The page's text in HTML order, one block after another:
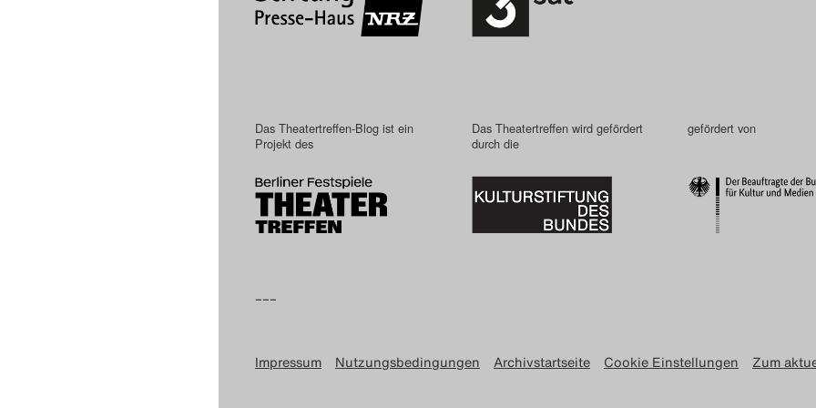
Das Theatertreffen-Blog ist ein
Projekt des
Das Theatertreffen wird gefördert
durch die
gefördert von
–––
Impressum Nutzungsbedingungen Archivstartseite Cookie Einstellungen Zum